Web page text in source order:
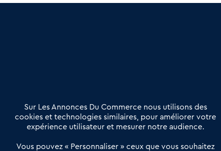
Offres Pro
Actualités
Qui sommes nous ?
Derniers articles
Sur Les Annonces Du Commerce nous utilisons des
cookies et technologies similaires, pour améliorer votre
expérience utilisateur et mesurer notre audience.
Vous pouvez « Personnaliser » ceux que vous souhaitez